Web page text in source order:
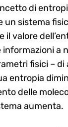
di
un sistema
valore
informazioni a
fisici – di
entropia
delle
aumenta.